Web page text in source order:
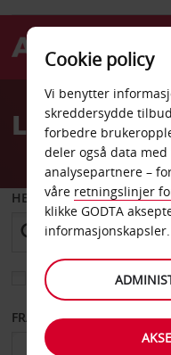
Welcome
AvisLeiebil
HENT FRA
Velg et annet
FRA DATO
Cookie policy
Vi benytter
skreddersydde
forbedre
deler også data
analysepartnere –
våre retningslinjer
klikke GODTA
informasjonskapsler.